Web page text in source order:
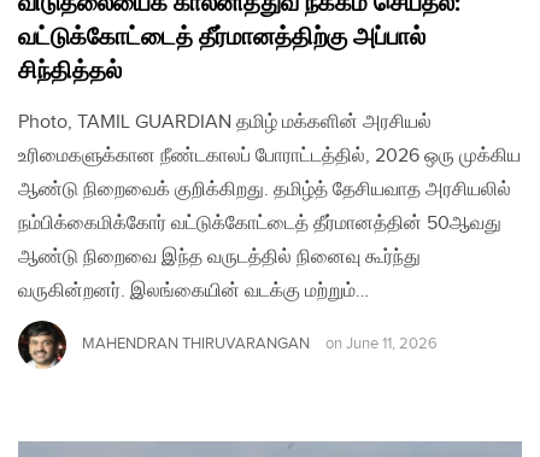
வட்டுக்கோட்டைத் தீர்மானத்திற்கு அப்பால்
சிந்தித்தல்
Photo, TAMIL GUARDIAN தமிழ் மக்களின் அரசியல்
உரிமைகளுக்கான நீண்டகாலப் போராட்டத்தில், 2026 ஒரு முக்கிய
ஆண்டு நிறைவைக் குறிக்கிறது. தமிழ்த் தேசியவாத அரசியலில்
நம்பிக்கைமிக்கோர் வட்டுக்கோட்டைத் தீர்மானத்தின் 50ஆவது
ஆண்டு நிறைவை இந்த வருடத்தில் நினைவு கூர்ந்து
வருகின்றனர். இலங்கையின் வடக்கு மற்றும்…
MAHENDRAN THIRUVARANGAN on June 11, 2026